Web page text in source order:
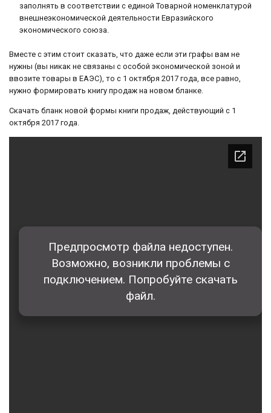
заполнять в соответствии с единой Товарной номенклатурой
внешнеэкономической деятельности Евразийского
экономического союза.
Вместе с этим стоит сказать, что даже если эти графы вам не
нужны (вы никак не связаны с особой экономической зоной и
ввозите товары в ЕАЭС), то с 1 октября 2017 года, все равно,
нужно формировать книгу продаж на новом бланке.
Скачать бланк новой формы книги продаж, действующий с 1
октября 2017 года.